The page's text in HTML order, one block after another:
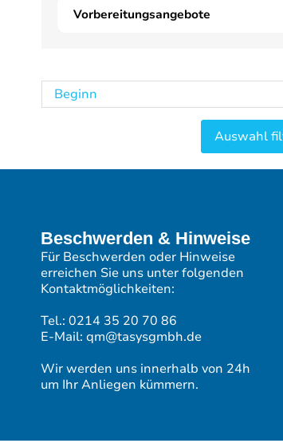
Vorbereitungsangebote
Beginn
Beschwerden & Hinweise
Für Beschwerden oder Hinweise
erreichen Sie uns unter folgenden
Kontaktmöglichkeiten:
Tel.: 0214 35 20 70 86
E-Mail: qm@tasysgmbh.de
Wir werden uns innerhalb von 24h
um Ihr Anliegen kümmern.